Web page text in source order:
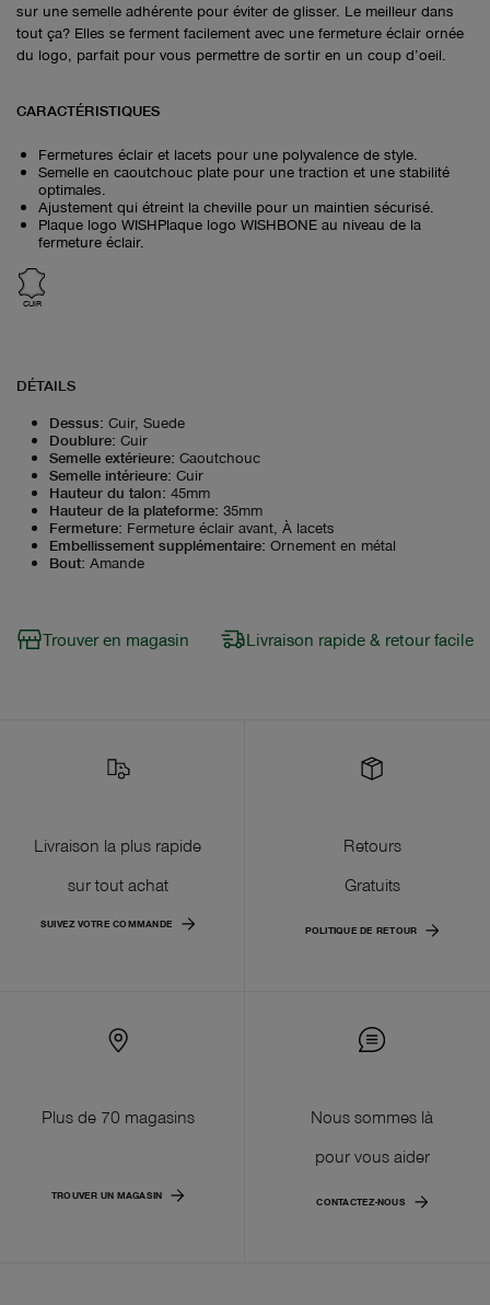
sur une semelle adhérente pour éviter de glisser. Le meilleur dans
tout ça? Elles se ferment facilement avec une fermeture éclair ornée
du logo, parfait pour vous permettre de sortir en un coup d’oeil.
CARACTÉRISTIQUES
Fermetures éclair et lacets pour une polyvalence de style.
Semelle en caoutchouc plate pour une traction et une stabilité
optimales.
Ajustement qui étreint la cheville pour un maintien sécurisé.
Plaque logo WISHPlaque logo WISHBONE au niveau de la
fermeture éclair.
CUIR
DÉTAILS
Dessus: Cuir, Suede
Doublure: Cuir
Semelle extérieure: Caoutchouc
Semelle intérieure: Cuir
Hauteur du talon: 45mm
Hauteur de la plateforme: 35mm
Fermeture: Fermeture éclair avant, À lacets
Embellissement supplémentaire: Ornement en métal
Bout: Amande
Trouver en magasin Livraison rapide & retour facile
Livraison la plus rapide
sur tout achat
SUIVEZ VOTRE COMMANDE
Retours
Gratuits
POLITIQUE DE RETOUR
Plus de 70 magasins
TROUVER UN MAGASIN
Nous sommes là
pour vous aider
CONTACTEZ-NOUS